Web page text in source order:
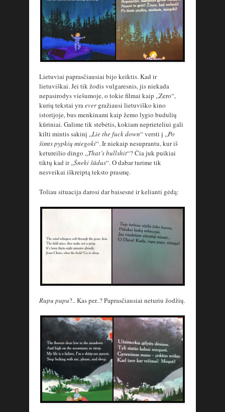
Lietuviai paprasčiausiai bijo keiktis. Kad ir
lietuviškai. Jei tik žodis vulgaresnis, jis niekada
nepasirodys viešumoje, o tokie filmai kaip „Zero“,
kurių tekstai yraevergražiausi lietuviško kino
istorijoje, bus menkinami kaip žemo lygio budulių
kūriniai. Galime tik stebėtis, kokiam neprieteliui gali
kilti mintis sakinį „Lie the fuck down“ versti į „Po
šimts pypkių miegoki“. Ir niekaip nesuprantu, kur iš
ketureilio dingo „That’s bullshit“? Čia juk puikiai
tiktų kad ir „Šneki šūdus“. O dabar turime tik
nesveikai iškreiptą teksto prasmę.
Toliau situacija darosi dar baisesnė ir kelianti gėdą:
Rupu pupu?.. Kas per..? Paprasčiausiai neturiu žodžių.